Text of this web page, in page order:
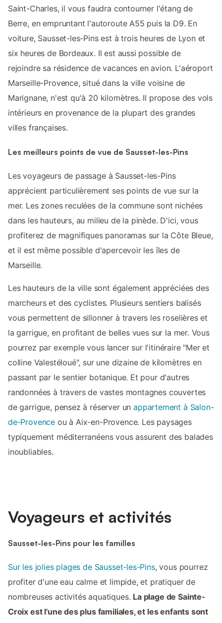
Saint-Charles, il vous faudra contourner l'étang de
Berre, en empruntant l'autoroute A55 puis la D9. En
voiture, Sausset-les-Pins est à trois heures de Lyon et
six heures de Bordeaux. Il est aussi possible de
rejoindre sa résidence de vacances en avion. L'aéroport
Marseille-Provence, situé dans la ville voisine de
Marignane, n'est qu'à 20 kilomètres. Il propose des vols
intérieurs en provenance de la plupart des grandes
villes françaises.
Les meilleurs points de vue de Sausset-les-Pins
Les voyageurs de passage à Sausset-les-Pins
apprécient particulièrement ses points de vue sur la
mer. Les zones reculées de la commune sont nichées
dans les hauteurs, au milieu de la pinède. D'ici, vous
profiterez de magnifiques panoramas sur la Côte Bleue,
et il est même possible d'apercevoir les îles de
Marseille.
Les hauteurs de la ville sont également appréciées des
marcheurs et des cyclistes. Plusieurs sentiers balisés
vous permettent de sillonner à travers les roselières et
la garrigue, en profitant de belles vues sur la mer. Vous
pourrez par exemple vous lancer sur l'itinéraire "Mer et
colline Valestéloué", sur une dizaine de kilomètres en
passant par le sentier botanique. Et pour d'autres
randonnées à travers de vastes montagnes couvertes
de garrigue, pensez à réserver unappartement à Salon-
de-Provence ou à Aix-en-Provence. Les paysages
typiquement méditerranéens vous assurent des balades
inoubliables.
Voyageurs et activités
Sausset-les-Pins pour les familles
Sur les jolies plages de Sausset-les-Pins, vous pourrez
profiter d'une eau calme et limpide, et pratiquer de
nombreuses activités aquatiques. La plage de Sainte-
Croix est l'une des plus familiales, et les enfants sont